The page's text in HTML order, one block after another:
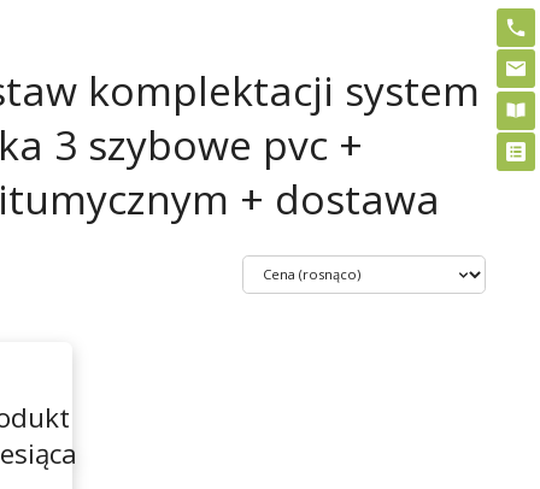
komplektacji system
3 szybowe pvc +
+ dostawa